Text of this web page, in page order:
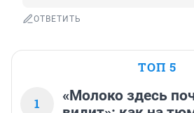
ОТВЕТИТЬ
ТОП 5
1
«Молоко здесь